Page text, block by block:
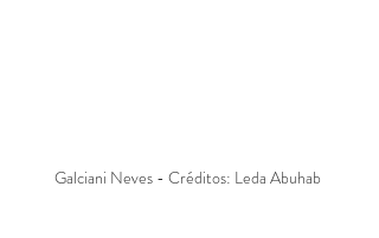
Galciani Neves - Créditos: Leda Abuhab